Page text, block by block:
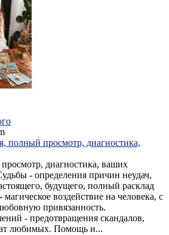
полный просмотр, диагностика,
диагностика, ваших
- определения причин неудач,
будущего, полный расклад
воздействие на человека, с
привязанность.
- предотвращения скандалов,
любимых. Помощь и...